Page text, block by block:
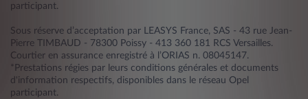
participant.
Sous réserve d’acceptation par LEASYS France, SAS - 43 rue Jean-
Pierre TIMBAUD - 78300 Poissy - 413 360 181 RCS Versailles.
Courtier en assurance enregistré à l’ORIAS n. 08045147.
*Prestations régies par leurs conditions générales et documents
d'information respectifs, disponibles dans le réseau Opel
participant.